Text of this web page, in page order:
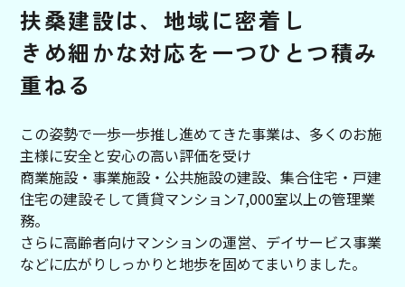
扶桑建設は、 地域に密着し
き め細 かな対応を 一つひとつ積み
重ねる
この姿勢で一歩一歩推し進めてきた事業は、多くのお施
主様に安全と安心の高い評価を受け
商業施設・事業施設・公共施設の建設、集合住宅・戸建
住宅の建設そして賃貸マンション7,000室以上の管理業
務。
さらに高齢者向けマンションの運営、デイサービス事業
などに広がりしっかりと地歩を固めてまいりました。